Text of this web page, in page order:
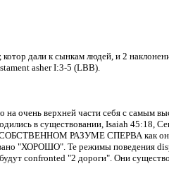
котор дали к сынкам людей, и 2
asher I:3-5 (LBB).
на очень верхней части себя с самым
в существовании, Isaiah 45:18,
РАЗУМЕ СПЕРВА как он
"ХОРОШО". Те режимы поведения
confronted "2 дороги". Они